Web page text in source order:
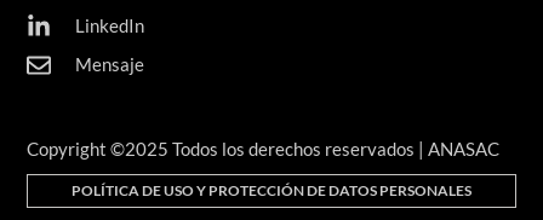
LinkedIn
Mensaje
Copyright ©2025 Todos los derechos reservados | ANASAC
POLÍTICA DE USO Y PROTECCIÓN DE DATOS PERSONALES